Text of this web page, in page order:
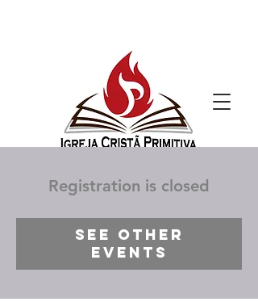
Registration is closed
See other
events